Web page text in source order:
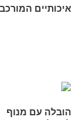
איכותיים
הובלה עם מנוף